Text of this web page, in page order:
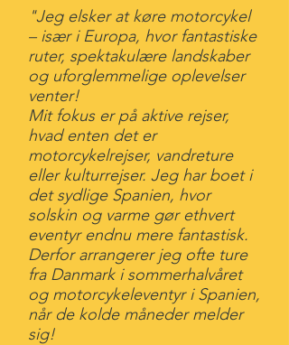
"Jeg elsker at køre motorcykel
– især i Europa, hvor fantastiske
ruter, spektakulære landskaber
og uforglemmelige oplevelser
venter!
Mit fokus er på aktive rejser,
hvad enten det er
motorcykelrejser, vandreture
eller kulturrejser. Jeg har boet i
det sydlige Spanien, hvor
solskin og varme gør ethvert
eventyr endnu mere fantastisk.
Derfor arrangerer jeg ofte ture
fra Danmark i sommerhalvåret
og motorcykeleventyr i Spanien,
når de kolde måneder melder
sig!